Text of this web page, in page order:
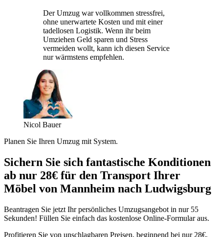
Der Umzug war vollkommen stressfrei,
ohne unerwartete Kosten und mit einer
tadellosen Logistik. Wenn ihr beim
Umziehen Geld sparen und Stress
vermeiden wollt, kann ich diesen Service
nur wärmstens empfehlen.
Nicol Bauer
Planen Sie Ihren Umzug mit System.
Sichern Sie sich fantastische Konditionen
ab nur 28€ für den Transport Ihrer
Möbel von Mannheim nach Ludwigsburg
Beantragen Sie jetzt Ihr persönliches Umzugsangebot in nur 55
Sekunden! Füllen Sie einfach das kostenlose Online-Formular aus.
Profitieren Sie von unschlagbaren Preisen, beginnend bei nur 28€,